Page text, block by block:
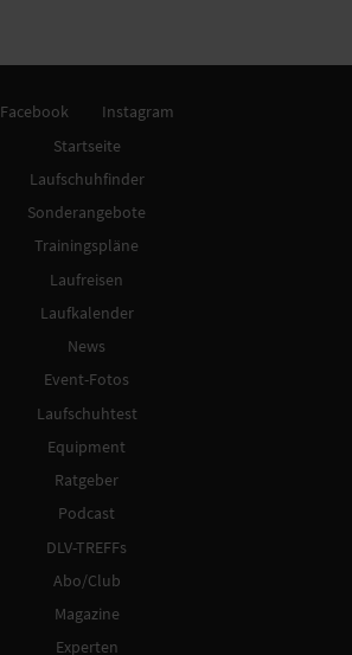
Facebook
Instagram
Startseite
Laufschuhfinder
Sonderangebote
Trainingspläne
Laufreisen
Laufkalender
News
Event-Fotos
Laufschuhtest
Equipment
Ratgeber
Podcast
DLV-TREFFs
Abo/Club
Magazine
Experten